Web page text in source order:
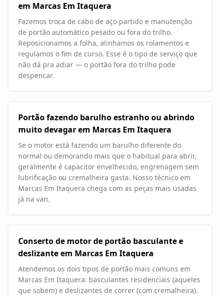
em Marcas Em Itaquera
Fazemos troca de cabo de aço partido e manutenção
de portão automático pesado ou fora do trilho.
Reposicionamos a folha, alinhamos os rolamentos e
regulamos o fim de curso. Esse é o tipo de serviço que
não dá pra adiar — o portão fora do trilho pode
despencar.
Portão fazendo barulho estranho ou abrindo
muito devagar em Marcas Em Itaquera
Se o motor está fazendo um barulho diferente do
normal ou demorando mais que o habitual para abrir,
geralmente é capacitor envelhecido, engrenagem sem
lubrificação ou cremalheira gasta. Nosso técnico em
Marcas Em Itaquera chega com as peças mais usadas
já na van.
Conserto de motor de portão basculante e
deslizante em Marcas Em Itaquera
Atendemos os dois tipos de portão mais comuns em
Marcas Em Itaquera: basculantes residenciais (aqueles
que sobem) e deslizantes de correr (com cremalheira).